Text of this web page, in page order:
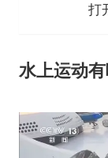
打
水上运动